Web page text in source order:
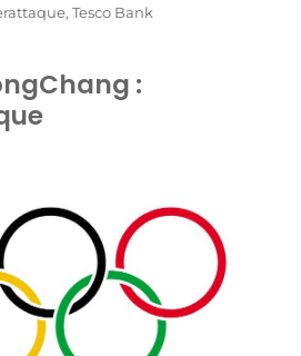
,Tesco Bank
: